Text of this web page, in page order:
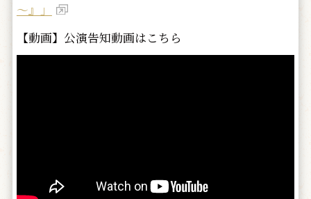
～』」
【動画】公演告知動画はこちら